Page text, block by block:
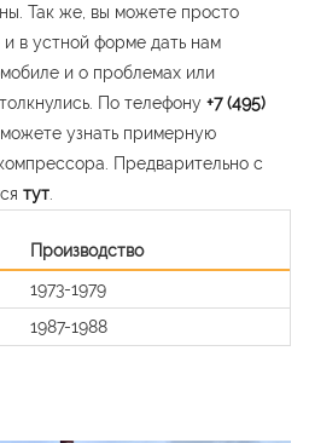
Так же, вы можете просто
и в устной форме дать нам
и о проблемах или
По телефону +7 (495)
узнать примерную
Предварительно с
тут
Производство
1973-1979
1987-1988